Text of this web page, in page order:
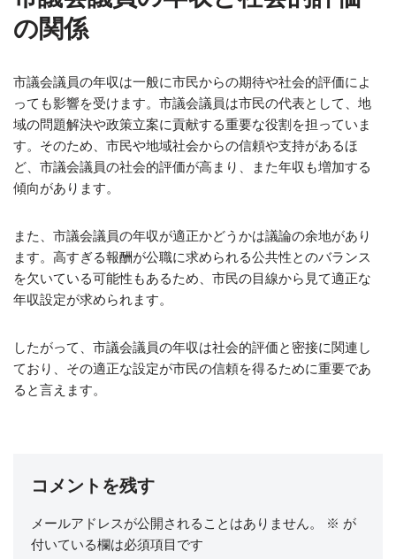
の関係
市議会議員の年収は一般に市民からの期待や社会的評価によ
っても影響を受けます。市議会議員は市民の代表として、地
域の問題解決や政策立案に貢献する重要な役割を担っていま
す。そのため、市民や地域社会からの信頼や支持があるほ
ど、市議会議員の社会的評価が高まり、また年収も増加する
傾向があります。
また、市議会議員の年収が適正かどうかは議論の余地があり
ます。高すぎる報酬が公職に求められる公共性とのバランス
を欠いている可能性もあるため、市民の目線から見て適正な
年収設定が求められます。
したがって、市議会議員の年収は社会的評価と密接に関連し
ており、その適正な設定が市民の信頼を得るために重要であ
ると言えます。
コメントを残す
メールアドレスが公開されることはありません。 ※ が
付いている欄は必須項目です